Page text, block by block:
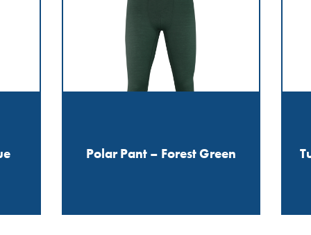
Polar Pant – Forest Green